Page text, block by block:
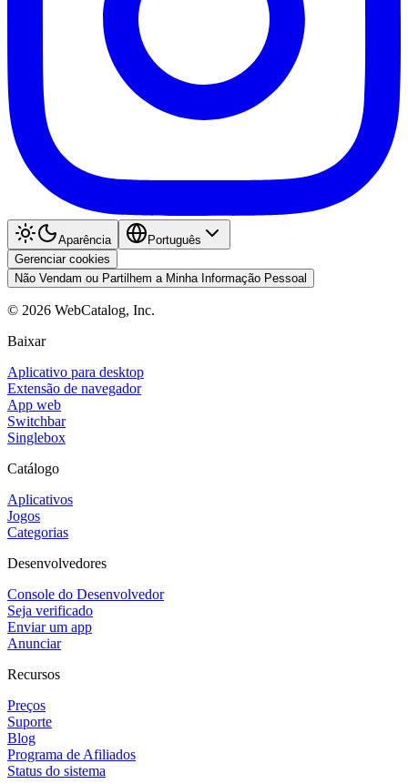
Aparência
Português
Gerenciar cookies
Não Vendam ou Partilhem a Minha Informação Pessoal
© 2026 WebCatalog, Inc.
Baixar
Aplicativo para desktop
Extensão de navegador
App web
Switchbar
Singlebox
Catálogo
Aplicativos
Jogos
Categorias
Desenvolvedores
Console do Desenvolvedor
Seja verificado
Enviar um app
Anunciar
Recursos
Preços
Suporte
Blog
Programa de Afiliados
Status do sistema